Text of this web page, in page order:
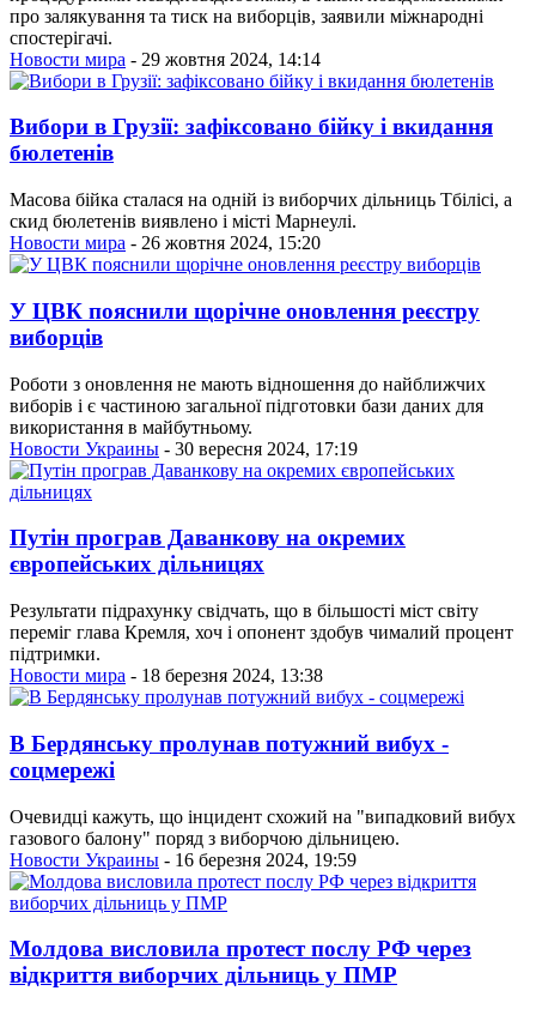
про залякування та тиск на виборців, заявили міжнародні
спостерігачі.
Новости мира - 29 жовтня 2024, 14:14
Вибори в Грузії: зафіксовано бійку і вкидання
бюлетенів
Масова бійка сталася на одній із виборчих дільниць Тбілісі, а
скид бюлетенів виявлено і місті Марнеулі.
Новости мира - 26 жовтня 2024, 15:20
У ЦВК пояснили щорічне оновлення реєстру
виборців
Роботи з оновлення не мають відношення до найближчих
виборів і є частиною загальної підготовки бази даних для
використання в майбутньому.
Новости Украины - 30 вересня 2024, 17:19
Путін програв Даванкову на окремих
європейських дільницях
Результати підрахунку свідчать, що в більшості міст світу
переміг глава Кремля, хоч і опонент здобув чималий процент
підтримки.
Новости мира - 18 березня 2024, 13:38
В Бердянську пролунав потужний вибух -
соцмережі
Очевидці кажуть, що інцидент схожий на "випадковий вибух
газового балону" поряд з виборчою дільницею.
Новости Украины - 16 березня 2024, 19:59
Молдова висловила протест послу РФ через
відкриття виборчих дільниць у ПМР